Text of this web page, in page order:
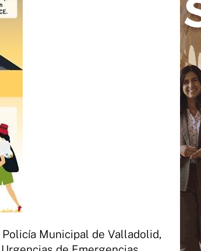
Municipal de Valladolid,